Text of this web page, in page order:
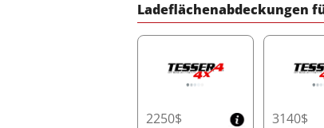
Ladeflächenabdeckungen
2250$ 3140$